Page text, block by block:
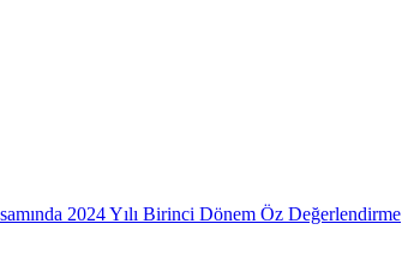
2024 Yılı Birinci Dönem Öz Değerlendirme